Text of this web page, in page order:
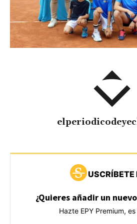
USCRÍBETE
¿Quieres añadir un
Hazte EPY Premium,